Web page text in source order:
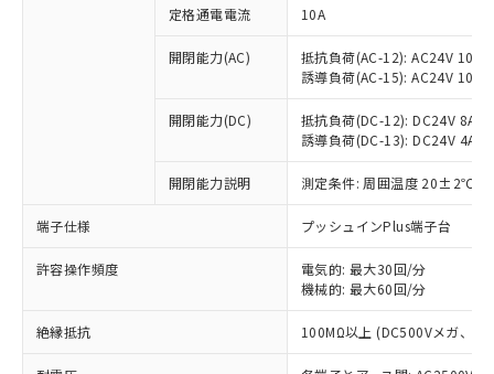
定格通電電流 10A
開閉能力(AC)
抵抗負荷(AC-12): AC24V 10A/
誘導負荷(AC-15): AC24V
開閉能力(DC)
抵抗負荷(DC-12): DC24V 8A/
誘導負荷(DC-13): DC24V 4A/
開閉能力説明 測定条件: 周囲温度 20±2℃、
端子仕様 プッシュインPlus端子台
許容操作頻度
電気的: 最大30回/分
機械的: 最大60回/分
絶縁抵抗 100MΩ以上 (DC500Vメガ、点
ご利用条件
以下の条件をお読みいただき、同意のうえ
ご利用ください。
本サービスは、当社制御機器事業取扱
商品の当社在庫状況および標準価格
(税抜)を提供させていただくもので
当社制御機器事業取扱商品の中には、
本サービスの対象外となる商品もある
対応済み：EU RoHS指令（10物質）の
非含有に対応した製品が提供可能な商品で
対応予定：EU RoHS指令（10物質）の非含
有に対応した製品に切り替える予定のある
対応予定なし：EU RoHS指令（10物質）の
非含有に非対応の商品で、対応品を出す予
調査・確認中：EU RoHS指令（10物質）の
非含有の対応状況を調査中または確認中の
商品です。
非該当品：ライセンス料など無形物で、有
害物質有無と関係のない商品です。
仕入先様の事情により、非含有部品として
いたものが、含有品と判明した場合などや
「○」：最大均質材料含有率が中国RoHSの
基準値以下であることを示します。
「×」：最大均質材料含有率が中国RoHSの
基準値を超えていることを示します。
当社は、これら貴社製品のうち、外国